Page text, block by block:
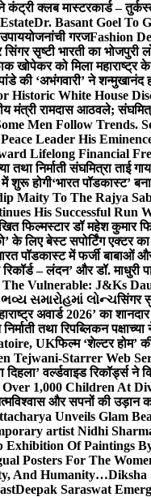
कंट्री क्लब मास्टरकार्ड –
Dr. Basant Goel To
गरजFashion
सृष्टी भारती का भोजपुरी
को मिला महाराष्ट्र के
की ‘अभंगवारी’ ने शन्मुखानंद
White House
मंत्री रामदास आठवले;
Men Follow Trends.
Leader His
Lifelong Financial
तथा निर्माती संघमित्रा ताई
शुरू होगी‘भारत पॉडकास्ट’
Maity To The Rajya
His Successful Run
फिल्मस्टार डॉ महेश कुमार
के लिए बेस्ट सपोर्टिंग एक्टर
पॉडकास्ट में फर्जी बाबाओं
– लंदन’ और डॉ. माधुरी
Vulnerable: J&Ks
સમારોહમાં લોન્ચसिंगर
अवार्ड 2026’ का
तथा रिपब्लिकन
UKफिल्म ‘शेल्टर होम’
Starrer Web
वर्ल्डवाइड रिकॉर्ड्स ने
1,000 Children At
और सपनों की उड़ान
Unveils Glam
artist Nidhi
Of Paintings
Posters For The
And Humanity…Diksha
Deepak Saraswat